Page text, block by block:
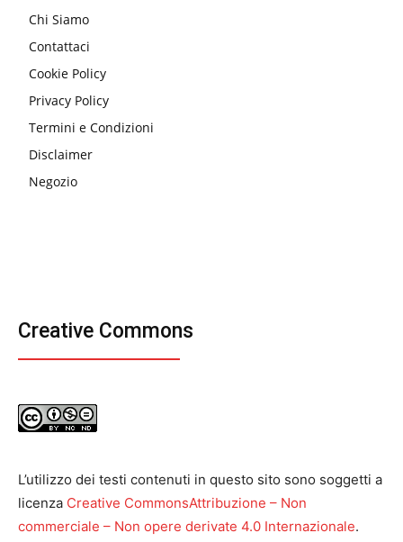
Chi Siamo
Contattaci
Cookie Policy
Privacy Policy
Termini e Condizioni
Disclaimer
Negozio
Creative Commons
L’utilizzo dei testi contenuti in questo sito sono soggetti a
licenza Creative CommonsAttribuzione – Non
commerciale – Non opere derivate 4.0 Internazionale.